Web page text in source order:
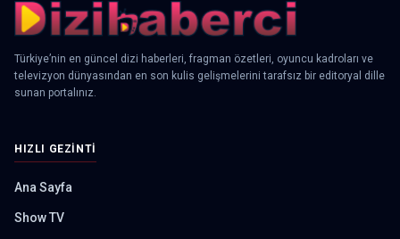
Türkiye’nin en güncel dizi haberleri, fragman özetleri, oyuncu kadroları ve
televizyon dünyasından en son kulis gelişmelerini tarafsız bir editoryal dille
sunan portalınız.
HIZLI GEZINTI
Ana Sayfa
Show TV